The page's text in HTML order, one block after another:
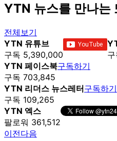
YTN 뉴스를 만나는
전체보기
YTN 유튜브
구독 5,390,000
YTN 페이스북
구독 703,845
구독하기
YTN 리더스 뉴스레터
구독 109,265
구독하기
YTN 엑스
팔로워 361,512
이전다음